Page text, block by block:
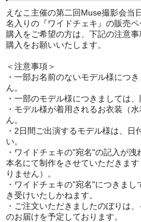
えなこ主催の第二回Muse撮影会当
名入りの『ワイドチェキ』の販売ペ
購入をご希望の方は、下記の注意
購入をお願いいたします。
＜注意事項＞
・一部お名前のないモデル様につ
ん。
・一部のモデル様につきましては
・モデル様が着用されるお衣装（
ん。
・2日間ご出演するモデル様は、日
い。
・ワイドチェキの"宛名"の記入が
本名にて制作をさせていただきま
りません）。
・ワイドチェキの"宛名"につきまし
き受けいたしかねます。
・ご注文いただきましたのぼりは
のお届けを予定しております。